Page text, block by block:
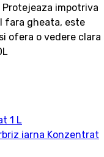
impotriva
fara gheata, este
ofera o vedere clara
iarna Konzentrat